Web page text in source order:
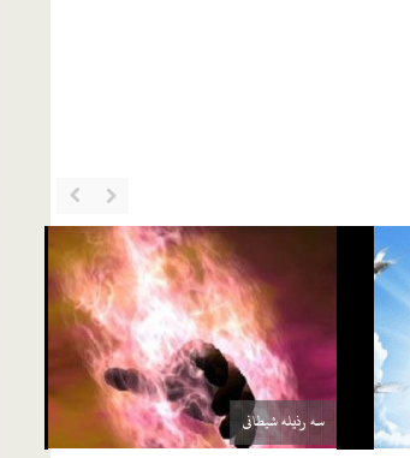
سه رذیله شیطانی